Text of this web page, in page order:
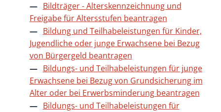
Bildträger - Alterskennzeichnung und
Freigabe für Altersstufen beantragen
Bildung und Teilhabeleistungen für Kinder,
Jugendliche oder junge Erwachsene bei Bezug
von Bürgergeld beantragen
Bildungs- und Teilhabeleistungen für junge
Erwachsene bei Bezug von Grundsicherung im
Alter oder bei Erwerbsminderung beantragen
Bildungs- und Teilhabeleistungen für